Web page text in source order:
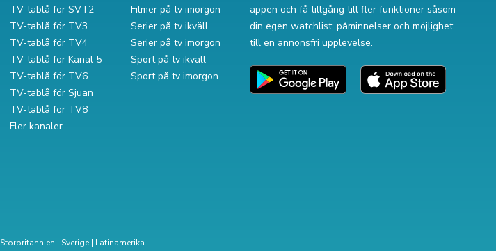
TV-tablå för SVT2
TV-tablå för TV3
TV-tablå för TV4
TV-tablå för Kanal 5
TV-tablå för TV6
TV-tablå för Sjuan
TV-tablå för TV8
Fler kanaler
Filmer på tv imorgon
Serier på tv ikväll
Serier på tv imorgon
Sport på tv ikväll
Sport på tv imorgon
appen och få tillgång till fler funktioner såsom
din egen watchlist, påminnelser och möjlighet
till en annonsfri upplevelse.
Storbritannien | Sverige| Latinamerika